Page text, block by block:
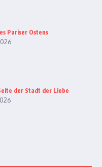
Pariser Ostens
der Stadt der Liebe